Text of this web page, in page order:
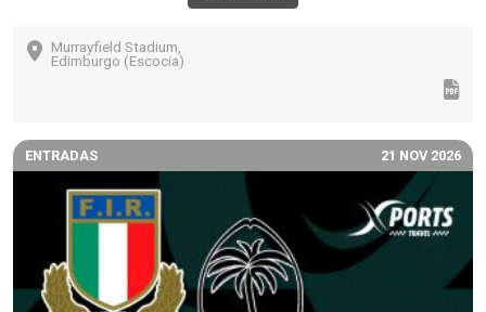
Murrayfield Stadium,
Edimburgo (Escocia)
ENTRADAS 21 NOV 2026